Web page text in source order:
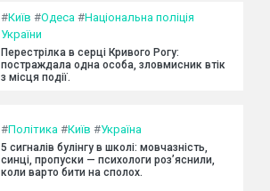
#Київ #Одеса #Національна поліція
України
Перестрілка в серці Кривого Рогу:
постраждала одна особа, зловмисник втік
з місця події.
#Політика #Київ #Україна
5 сигналів булінгу в школі: мовчазність,
синці, пропуски — психологи роз’яснили,
коли варто бити на сполох.